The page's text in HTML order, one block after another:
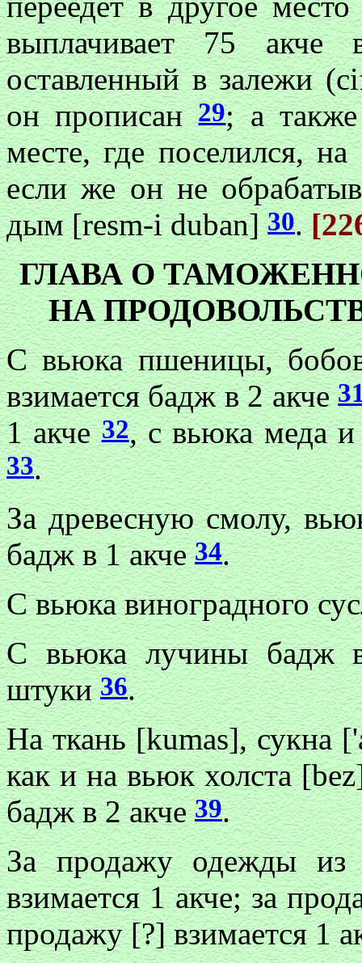
выплачивает 75 акче
оставленный в залежи
он прописан29; а
месте, где поселился,
если же он не
дым [resm-i duban]30.
ГЛАВА О
НА
С вьюка пшеницы,
взимается бадж в 2 акче
1 акче32, с вьюка меда и
33.
За древесную смолу,
бадж в 1 акче34.
С вьюка виноградного
С вьюка лучины бадж
штуки36.
На ткань [kumas], сукна
как и на вьюк холста
бадж в 2 акче39.
За продажу одежды из
взимается 1 акче; за
продажу [?] взимается 1